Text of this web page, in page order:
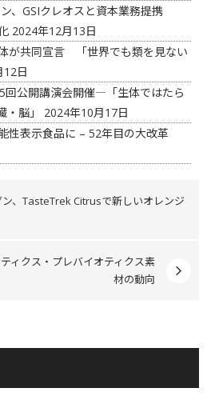
、GSIクレオスと資本業務提携
2024年12月13日
が共同宣言 「世界でも類を見ない
12日
回公開講演会開催―「生体ではたら
脳」
2024年10月17日
性表示食品に – 52年目の大改革
ン、TasteTrek Citrusで新しいオレンジ
ィクス・プレバイオティクス素
材の動向